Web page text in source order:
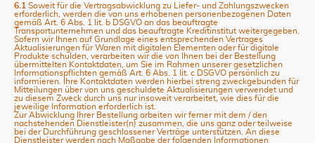
6.1 Soweit für die Vertragsabwicklung zu Liefer- und Zahlungszwecken
erforderlich, werden die von uns erhobenen personenbezogenen Daten
gemäß Art. 6 Abs. 1 lit. b DSGVO an das beauftragte
Transportunternehmen und das beauftragte Kreditinstitut weitergegeben.
Sofern wir Ihnen auf Grundlage eines entsprechenden Vertrages
Aktualisierungen für Waren mit digitalen Elementen oder für digitale
Produkte schulden, verarbeiten wir die von Ihnen bei der Bestellung
übermittelten Kontaktdaten, um Sie im Rahmen unserer gesetzlichen
Informationspflichten gemäß Art. 6 Abs. 1 lit. c DSGVO persönlich zu
informieren. Ihre Kontaktdaten werden hierbei streng zweckgebunden für
Mitteilungen über von uns geschuldete Aktualisierungen verwendet und
zu diesem Zweck durch uns nur insoweit verarbeitet, wie dies für die
jeweilige Information erforderlich ist.
Zur Abwicklung Ihrer Bestellung arbeiten wir ferner mit dem / den
nachstehenden Dienstleister(n) zusammen, die uns ganz oder teilweise
bei der Durchführung geschlossener Verträge unterstützen. An diese
Dienstleister werden nach Maßgabe der folgenden Informationen